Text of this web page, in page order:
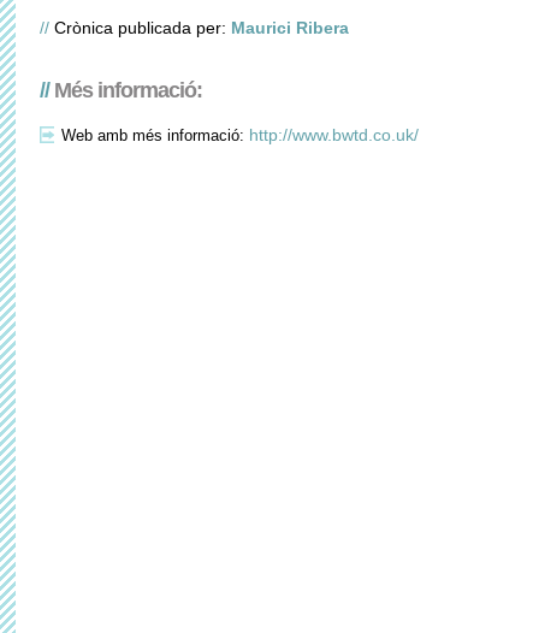
//Crònica publicada per: Maurici Ribera
//Més informació:
Web amb més informació: http://www.bwtd.co.uk/